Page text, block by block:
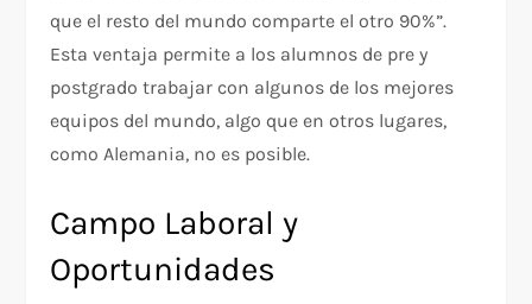
que el resto del mundo comparte el otro 90%”.
Esta ventaja permite a los alumnos de pre y
postgrado trabajar con algunos de los mejores
equipos del mundo, algo que en otros lugares,
como Alemania, no es posible.
Campo Laboral y
Oportunidades